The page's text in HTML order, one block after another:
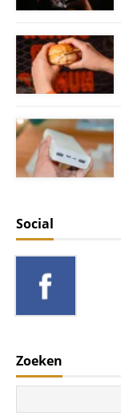
Social
Zoeken